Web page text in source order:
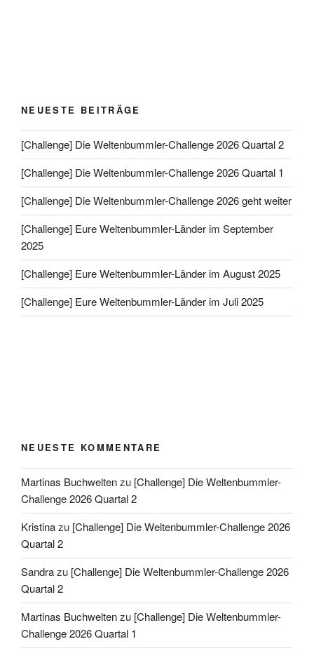
NEUESTE BEITRÄGE
[Challenge] Die Weltenbummler-Challenge 2026 Quartal 2
[Challenge] Die Weltenbummler-Challenge 2026 Quartal 1
[Challenge] Die Weltenbummler-Challenge 2026 geht weiter
[Challenge] Eure Weltenbummler-Länder im September
2025
[Challenge] Eure Weltenbummler-Länder im August 2025
[Challenge] Eure Weltenbummler-Länder im Juli 2025
NEUESTE KOMMENTARE
Martinas Buchweltenzu [Challenge] Die Weltenbummler-
Challenge 2026 Quartal 2
Kristinazu [Challenge] Die Weltenbummler-Challenge 2026
Quartal 2
Sandrazu [Challenge] Die Weltenbummler-Challenge 2026
Quartal 2
Martinas Buchweltenzu [Challenge] Die Weltenbummler-
Challenge 2026 Quartal 1